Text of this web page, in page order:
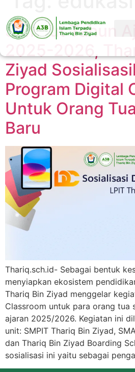
Sambut Tahun
Ziyad
Program Digital
Untuk Orang
Baru
Thariq.sch.id- Sebagai bentuk
menyiapkan ekosistem
Thariq Bin Ziyad menggelar
Classroom untuk para orang tua
ajaran 2025/2026. Kegiatan ini
unit: SMPIT Thariq Bin Ziyad,
dan Thariq Bin Ziyad Boarding
sosialisasi ini yaitu sebagai